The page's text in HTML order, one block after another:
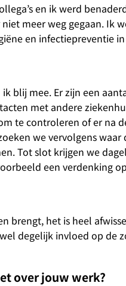
en ik werd
meer weg gegaan. Ik
en infectiepreventie
blij mee. Er zijn een
met andere
te controleren of er na
we vervolgens
Tot slot krijgen we
een verdenking
brengt, het is heel
degelijk invloed op de
over jouw werk?